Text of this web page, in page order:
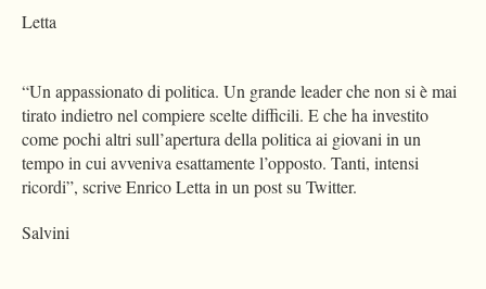
Letta
“Un appassionato di politica. Un grande leader che non si è mai
tirato indietro nel compiere scelte difficili. E che ha investito
come pochi altri sull’apertura della politica ai giovani in un
tempo in cui avveniva esattamente l’opposto. Tanti, intensi
ricordi”, scrive Enrico Letta in un post su Twitter.
Salvini